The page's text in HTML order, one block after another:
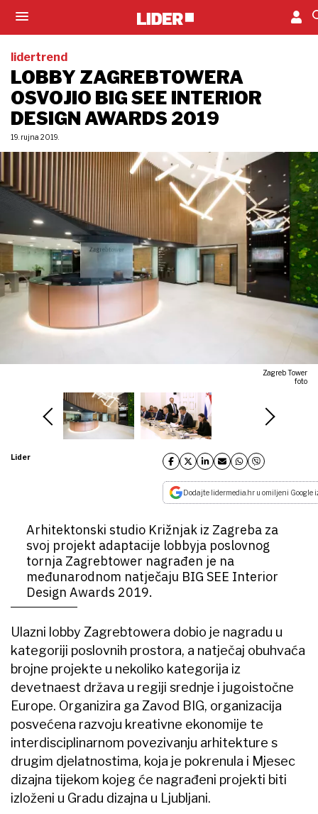
lidertrend
LOBBY ZAGREBTOWERA
OSVOJIO BIG SEE INTERIOR
DESIGN AWARDS 2019
19. rujna 2019.
Zagreb Tower
foto
Lider
Dodajte lidermedia.hr u omiljeni Google
Arhitektonski studio Križnjak iz Zagreba za
svoj projekt adaptacije lobbyja poslovnog
tornja Zagrebtower nagrađen je na
međunarodnom natječaju BIG SEE Interior
Design Awards 2019.
Ulazni lobby Zagrebtowera dobio je nagradu u
kategoriji poslovnih prostora, a natječaj obuhvaća
brojne projekte u nekoliko kategorija iz
devetnaest država u regiji srednje i jugoistočne
Europe. Organizira ga Zavod BIG, organizacija
posvećena razvoju kreativne ekonomije te
interdisciplinarnom povezivanju arhitekture s
drugim djelatnostima, koja je pokrenula i Mjesec
dizajna tijekom kojeg će nagrađeni projekti biti
izloženi u Gradu dizajna u Ljubljani.